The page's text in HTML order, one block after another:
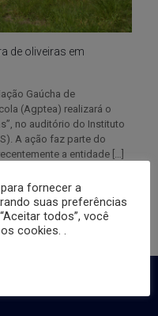
de oliveiras em
Gaúcha de
(Agptea) realizará o
no auditório do Instituto
A ação faz parte do
a entidade […]
0 Leia mais
fornecer a
suas preferências
todos”, você
cookies. .